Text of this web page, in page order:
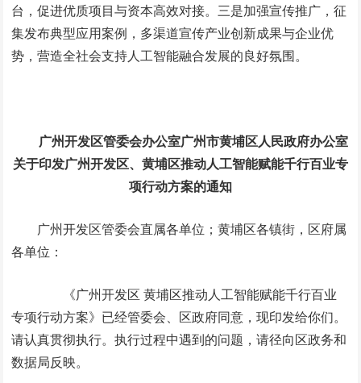
台，促进优质项目与资本高效对接。三是加强宣传推广，征
集发布典型应用案例，多渠道宣传产业创新成果与企业优
势，营造全社会支持人工智能融合发展的良好氛围。
广州开发区管委会办公室广州市黄埔区人民政府办公室
关于印发广州开发区、黄埔区推动人工智能赋能千行百业专
项行动方案的通知
广州开发区管委会直属各单位；黄埔区各镇街，区府属
各单位：
《广州开发区 黄埔区推动人工智能赋能千行百业
专项行动方案》已经管委会、区政府同意，现印发给你们。
请认真贯彻执行。执行过程中遇到的问题，请径向区政务和
数据局反映。